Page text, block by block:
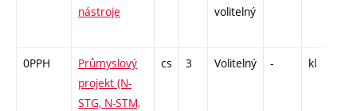
nástroje
volitelný
0PPH
Průmyslový
projekt (N-
STG, N-STM,
cs 3 Volitelný - kl